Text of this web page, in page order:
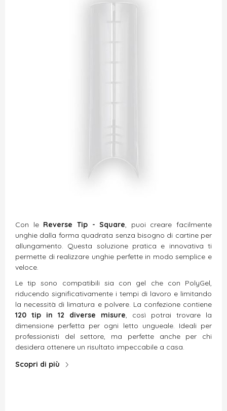
Con le Reverse Tip - Square, puoi creare facilmente
unghie dalla forma quadrata senza bisogno di cartine per
allungamento. Questa soluzione pratica e innovativa ti
permette di realizzare unghie perfette in modo semplice e
veloce.
Le tip sono compatibili sia con gel che con PolyGel,
riducendo significativamente i tempi di lavoro e limitando
la necessità di limatura e polvere. La confezione contiene
120 tip in 12 diverse misure, così potrai trovare la
dimensione perfetta per ogni letto ungueale. Ideali per
professionisti del settore, ma perfette anche per chi
desidera ottenere un risultato impeccabile a casa.
Scopri di più